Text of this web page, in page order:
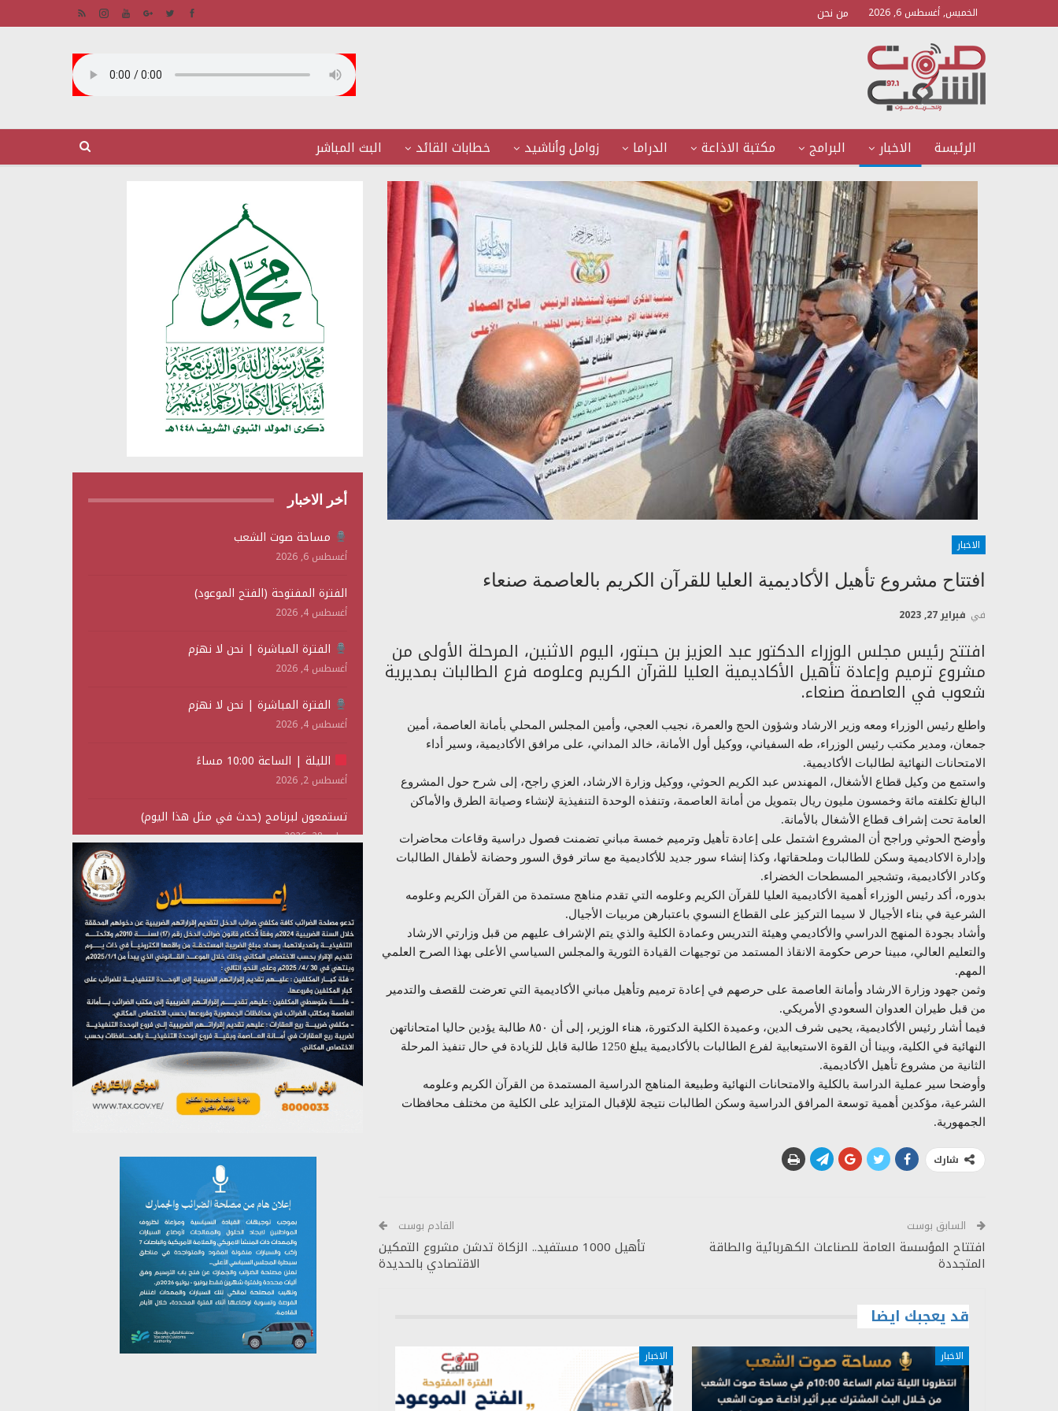
الخميس, أغسطس 6, 2026 من نحن
الرئيسة الاخبار البرامج مكتبة الاذاعة الدراما زوامل وأناشيد خطابات القائد البث المباشر
الاخبار
افتتاح مشروع تأهيل الأكاديمية العليا للقرآن الكريم بالعاصمة صنعاء
في فبراير 27, 2023
افتتح رئيس مجلس الوزراء الدكتور عبد العزيز بن حبتور، اليوم الاثنين، المرحلة الأولى من
مشروع ترميم وإعادة تأهيل الأكاديمية العليا للقرآن الكريم وعلومه فرع الطالبات بمديرية
شعوب في العاصمة صنعاء.
واطلع رئيس الوزراء ومعه وزير الارشاد وشؤون الحج والعمرة، نجيب العجي، وأمين المجلس المحلي بأمانة العاصمة، أمين
جمعان، ومدير مكتب رئيس الوزراء، طه السفياني، ووكيل أول الأمانة، خالد المداني، على مرافق الأكاديمية، وسير أداء
الامتحانات النهائية لطالبات الأكاديمية.
واستمع من وكيل قطاع الأشغال، المهندس عبد الكريم الحوثي، ووكيل وزارة الارشاد، العزي راجح، إلى شرح حول المشروع
البالغ تكلفته مائة وخمسون مليون ريال بتمويل من أمانة العاصمة، وتنفذه الوحدة التنفيذية لإنشاء وصيانة الطرق والأماكن
العامة تحت إشراف قطاع الأشغال بالأمانة.
وأوضح الحوثي وراجح أن المشروع اشتمل على إعادة تأهيل وترميم خمسة مباني تضمنت فصول دراسية وقاعات محاضرات
وإدارة الاكاديمية وسكن للطالبات وملحقاتها، وكذا إنشاء سور جديد للأكاديمية مع ساتر فوق السور وحضانة لأطفال الطالبات
وكادر الأكاديمية، وتشجير المسطحات الخضراء.
بدوره، أكد رئيس الوزراء أهمية الأكاديمية العليا للقرآن الكريم وعلومه التي تقدم مناهج مستمدة من القرآن الكريم وعلومه
الشرعية في بناء الأجيال لا سيما التركيز على القطاع النسوي باعتبارهن مربيات الأجيال.
وأشاد بجودة المنهج الدراسي والأكاديمي وهيئة التدريس وعمادة الكلية والذي يتم الإشراف عليهم من قبل وزارتي الارشاد
والتعليم العالي، مبينا حرص حكومة الانقاذ المستمد من توجيهات القيادة الثورية والمجلس السياسي الأعلى بهذا الصرح العلمي
المهم.
وثمن جهود وزارة الارشاد وأمانة العاصمة على حرصهم في إعادة ترميم وتأهيل مباني الأكاديمية التي تعرضت للقصف والتدمير
من قبل طيران العدوان السعودي الأمريكي.
فيما أشار رئيس الأكاديمية، يحيى شرف الدين، وعميدة الكلية الدكتورة، هناء الوزير، إلى أن ٨٥٠ طالبة يؤدين حاليا امتحاناتهن
النهائية في الكلية، وبينا أن القوة الاستيعابية لفرع الطالبات بالأكاديمية يبلغ 1250 طالبة قابل للزيادة في حال تنفيذ المرحلة
الثانية من مشروع تأهيل الأكاديمية.
وأوضحا سير عملية الدراسة بالكلية والامتحانات النهائية وطبيعة المناهج الدراسية المستمدة من القرآن الكريم وعلومه
الشرعية، مؤكدين أهمية توسعة المرافق الدراسية وسكن الطالبات نتيجة للإقبال المتزايد على الكلية من مختلف محافظات
الجمهورية.
شارك
السابق بوست
افتتاح المؤسسة العامة للصناعات الكهربائية والطاقة
المتجددة
القادم بوست
تأهيل 1000 مستفيد.. الزكاة تدشن مشروع التمكين
الاقتصادي بالحديدة
قد يعجبك ايضا
الاخبار الاخبار
أخر الاخبار
مساحة صوت الشعب
أغسطس 6, 2026
الفترة المفتوحة (الفتح الموعود)
أغسطس 4, 2026
الفترة المباشرة | نحن لا نهزم
أغسطس 4, 2026
الفترة المباشرة | نحن لا نهزم
أغسطس 4, 2026
الليلة | الساعة 10:00 مساءً
أغسطس 2, 2026
تستمعون لبرنامج (حدث في مثل هذا اليوم)
يوليو 28, 2026
(نحن لا نهزم) بث مباشر
تستمعون لبرنامج (هندسة الوهم)
يوليو 28, 2026
مؤتمر صحفي لمركز عين الإنسانية حول جرائم تحالف
العدوان على اليمن
يوليو 27, 2026
تستمعون لبرنامج (مع السيد القائد)
يوليو 26, 2026